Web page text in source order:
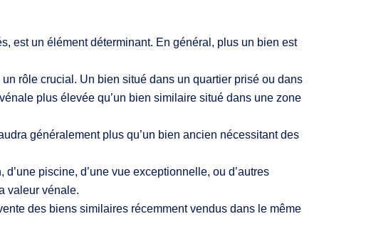
est un élément déterminant. En général, plus un bien est
rôle crucial. Un bien situé dans un quartier prisé ou dans
plus élevée qu’un bien similaire situé dans une zone
généralement plus qu’un bien ancien nécessitant des
piscine, d’une vue exceptionnelle, ou d’autres
valeur vénale.
des biens similaires récemment vendus dans le même